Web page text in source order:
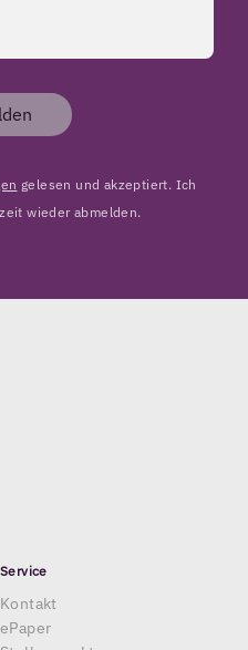
gelesen und akzeptiert. Ich
wieder abmelden.
Service
Kontakt
ePaper